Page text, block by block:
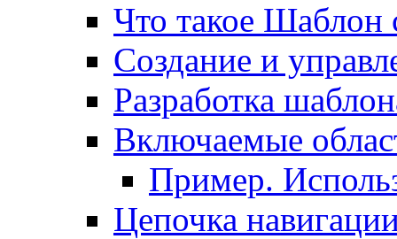
Что такое Шаблон
Создание и
Разработка
Включаемые
Пример.
Цепочка